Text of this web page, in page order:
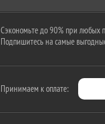
Сэкономьте до 90% при любых
Подпишитесь на самые
Принимаем к оплате: